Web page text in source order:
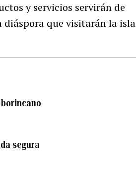
y servicios servirán de
que visitarán la isla
segura